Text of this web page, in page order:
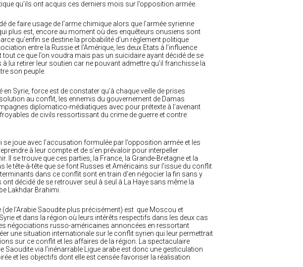
qu’ils ont acquis ces derniers mois sur l’opposition armée.
de faire usage de l’arme chimique alors que l’armée syrienne
plus est, encore au moment où des enquêteurs onusiens sont
qu’enfin se destine la probabilité d’un règlement politique
entre la Russie et l’Amérique, les deux Etats à l’influence
ce que l’on voudra mais pas un suicidaire ayant décidé de se
lui retirer leur soutien car ne pouvant admettre qu’il franchisse la
son peuple.
Syrie, force est de constater qu’à chaque veille de prises
au conflit, les ennemis du gouvernement de Damas
diplomatico-médiatiques avec pour prétexte à l’avenant
de civils ressortissant du crime de guerre et contre
se joue avec l’accusation formulée par l’opposition armée et les
à leur compte et de s’en prévaloir pour interpeller
Il se trouve que ces parties, la France, la Grande-Bretagne et la
le tête-à-tête que se font Russes et Américains sur l’issue du conflit
dans ce conflit sont en train d’en négocier la fin sans y
décidé de se retrouver seul à seul à La Haye sans même la
Lakhdar Brahimi.
(de l’Arabie Saoudite plus précisément) est que Moscou et
et dans la région où leurs intérêts respectifs dans les deux cas
négociations russo-américaines annoncées en ressortant
une situation internationale sur le conflit syrien qui leur permettrait
sur ce conflit et les affaires de la région. La spectaculaire
Saoudite via l’inénarrable Ligue arabe est donc une gesticulation
et les objectifs dont elle est censée favoriser la réalisation.